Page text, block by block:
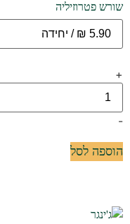
שורש פטרוזיליה
+
-
הוספה לסל